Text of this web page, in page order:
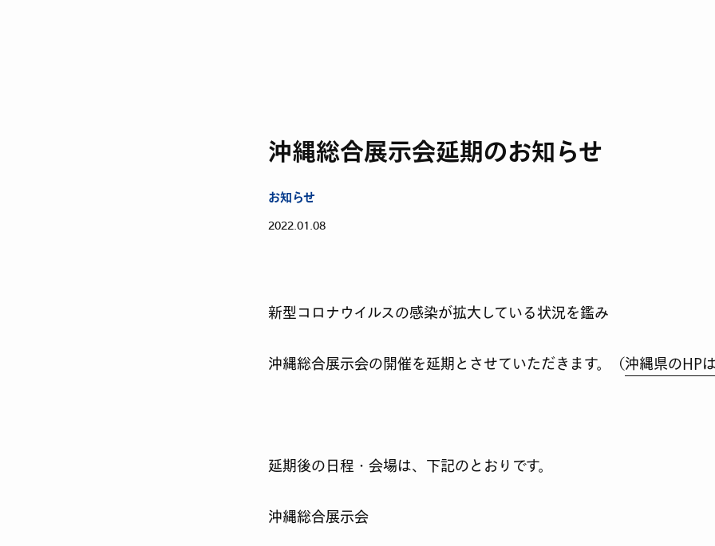
沖縄総合展示会延期のお知らせ
お知らせ
2022.01.08
新型コロナウイルスの感染が拡大している状況を鑑み
沖縄総合展示会の開催を延期とさせていただきます。（沖縄県のHP
延期後の日程・会場は、下記のとおりです。
沖縄総合展示会